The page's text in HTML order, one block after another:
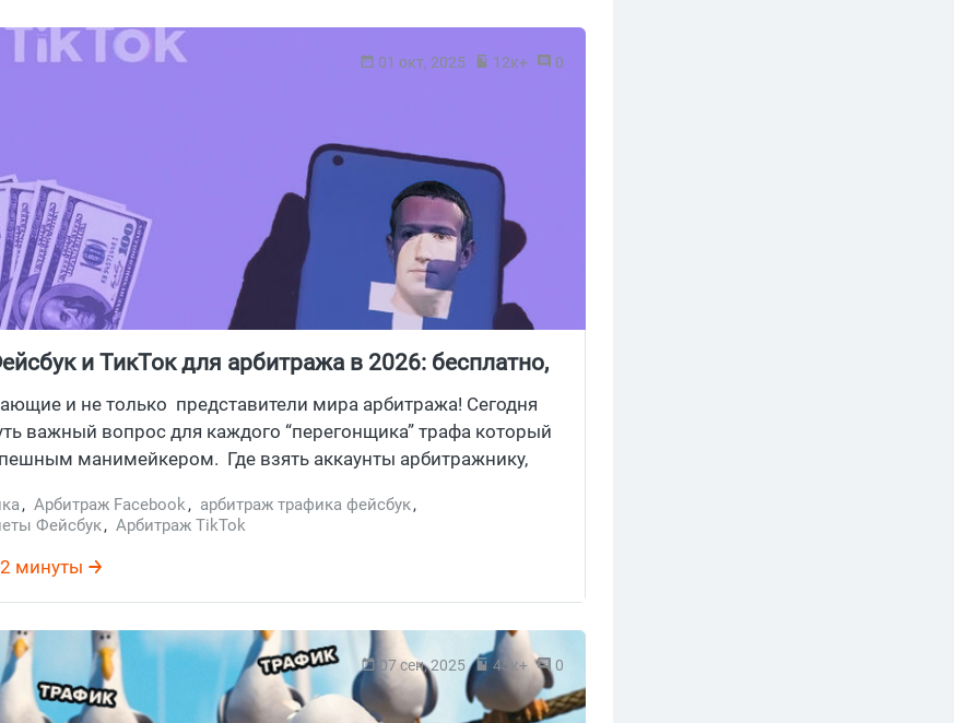
01 окт, 2025 12к+ 0
и ТикТок для арбитража в 2026: бесплатно,
что это?
и не только представители мира арбитража! Сегодня
важный вопрос для каждого “перегонщика” трафа который
манимейкером. Где взять аккаунты арбитражнику,
и самое главное где купить, и можно ли получить их
, Арбитраж Facebook, арбитраж трафика фейсбук,
Фейсбук, Арбитраж TikTok
минуты
07 сен, 2025 45к+ 0